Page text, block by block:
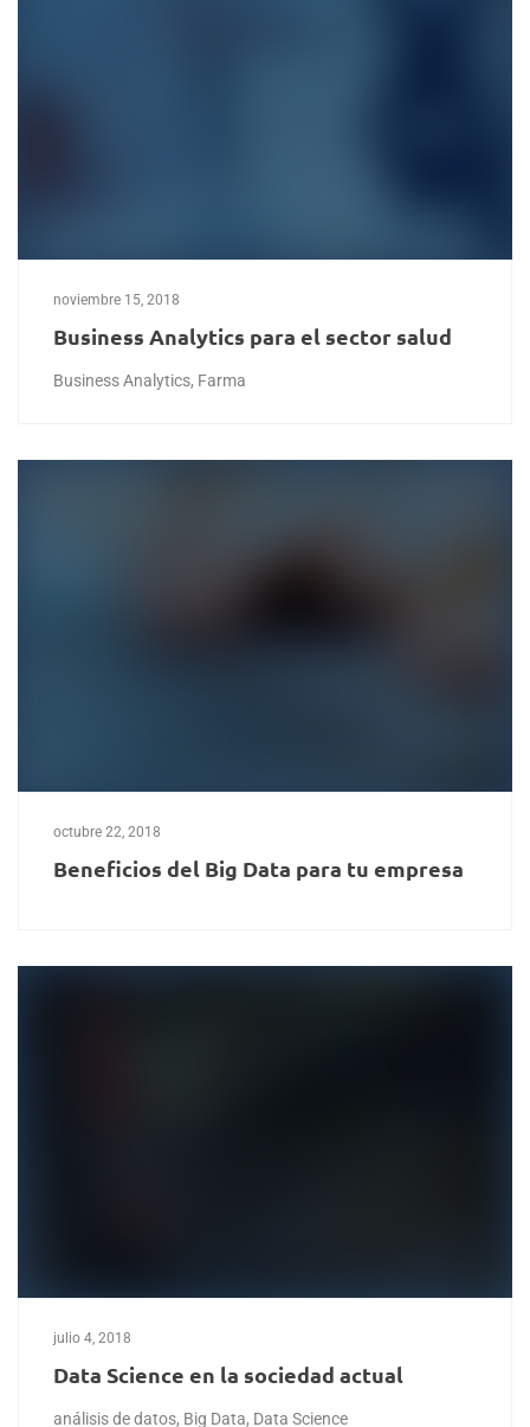
noviembre 15, 2018
Business Analytics para el sector salud
Business Analytics, Farma
octubre 22, 2018
Beneficios del Big Data para tu empresa
julio 4, 2018
Data Science en la sociedad actual
análisis de datos, Big Data, Data Science